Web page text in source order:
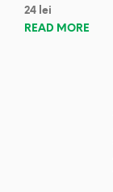
24 lei
READ MORE